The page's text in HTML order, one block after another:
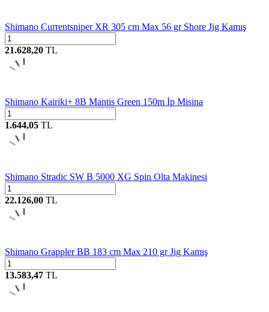
Shimano Currentsniper XR 305 cm Max 56 gr Shore Jig Kamış
21.628,20 TL
Shimano Kairiki+ 8B Mantis Green 150m İp Misina
1.644,05 TL
Shimano Stradic SW B 5000 XG Spin Olta Makinesi
22.126,00 TL
Shimano Grappler BB 183 cm Max 210 gr Jig Kamış
13.583,47 TL